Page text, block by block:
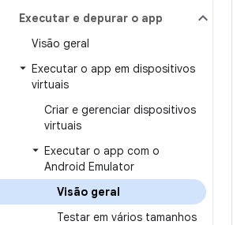
Executar e depurar o app
Visão geral
Executar o app em dispositivos
virtuais
Criar e gerenciar dispositivos
virtuais
Executar o app com o
Android Emulator
Visão geral
Testar em vários tamanhos